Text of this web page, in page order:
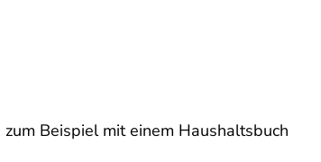
Beispiel mit einem Haushaltsbuch